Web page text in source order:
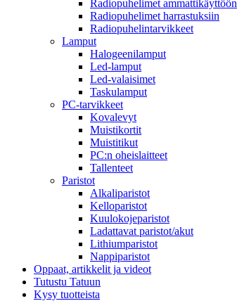
Radiopuhelimet ammattikäyttöön
Radiopuhelimet harrastuksiin
Radiopuhelintarvikkeet
Lamput
Halogeenilamput
Led-lamput
Led-valaisimet
Taskulamput
PC-tarvikkeet
Kovalevyt
Muistikortit
Muistitikut
PC:n oheislaitteet
Tallenteet
Paristot
Alkaliparistot
Kelloparistot
Kuulokojeparistot
Ladattavat paristot/akut
Lithiumparistot
Nappiparistot
Oppaat, artikkelit ja videot
Tutustu Tatuun
Kysy tuotteista